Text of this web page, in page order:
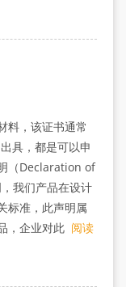
料，该证书通常
具，都是可以申
（Declaration of
我们产品在设计
标准，此声明属
，企业对此 阅读